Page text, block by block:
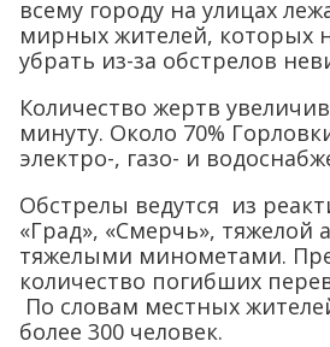
всему городу на улицах
мирных жителей, которых
убрать из-за обстрелов
Количество жертв
минуту. Около 70%
электро-, газо- и
Обстрелы ведутся из
«Град», «Смерчь», тяжелой
тяжелыми минометами.
количество погибших
По словам местных
более 300 человек.